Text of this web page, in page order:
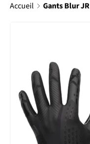
Accueil Gants Blur JR